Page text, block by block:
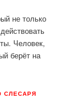
не только
Человек,
берёт на
СЛЕСАРЯ